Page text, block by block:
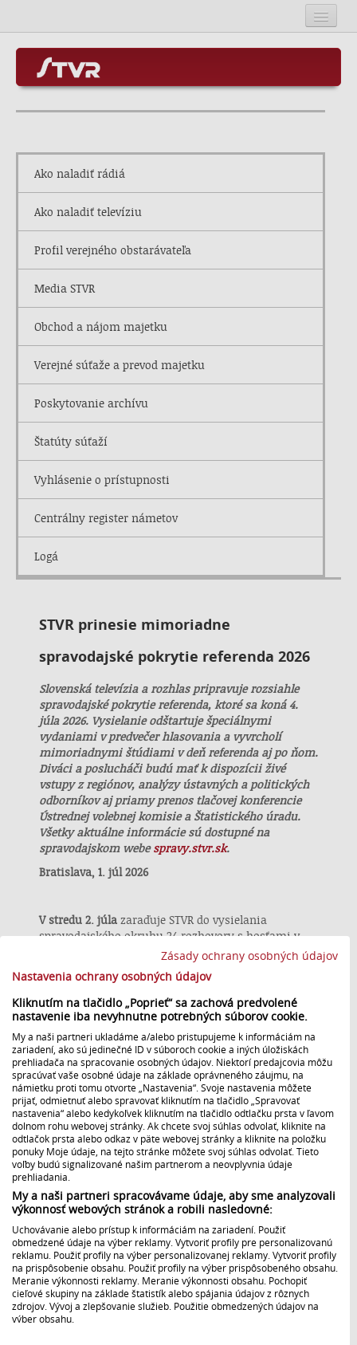
Zásady ochrany osobných údajov
Nastavenia ochrany osobných údajov
Kliknutím na tlačidlo „Poprieť“ sa zachová predvolené
nastavenie iba nevyhnutne potrebných súborov cookie.
My a naši partneri ukladáme a/alebo pristupujeme k informáciám na
zariadení, ako sú jedinečné ID v súboroch cookie a iných úložiskách
prehliadača na spracovanie osobných údajov. Niektorí predajcovia môžu
spracúvať vaše osobné údaje na základe oprávneného záujmu, na
námietku proti tomu otvorte „Nastavenia“. Svoje nastavenia môžete
prijať, odmietnuť alebo spravovať kliknutím na tlačidlo „Spravovať
nastavenia“ alebo kedykoľvek kliknutím na tlačidlo odtlačku prsta v ľavom
dolnom rohu webovej stránky. Ak chcete svoj súhlas odvolať, kliknite na
odtlačok prsta alebo odkaz v päte webovej stránky a kliknite na položku
ponuky Moje údaje, na tejto stránke môžete svoj súhlas odvolať. Tieto
voľby budú signalizované našim partnerom a neovplyvnia údaje
prehliadania.
My a naši partneri spracovávame údaje, aby sme analyzovali
výkonnosť webových stránok a robili nasledovné:
Uchovávanie alebo prístup k informáciám na zariadení. Použiť
obmedzené údaje na výber reklamy. Vytvoriť profily pre personalizovanú
reklamu. Použiť profily na výber personalizovanej reklamy. Vytvoriť profily
na prispôsobenie obsahu. Použiť profily na výber prispôsobeného obsahu.
Meranie výkonnosti reklamy. Meranie výkonnosti obsahu. Pochopiť
cieľové skupiny na základe štatistík alebo spájania údajov z rôznych
zdrojov. Vývoj a zlepšovanie služieb. Použitie obmedzených údajov na
výber obsahu.
Úvod
Mapa stránok
O STVR
Programové služby
SOSR
Rada STVR
Ako naladiť rádiá
Ako naladiť televíziu
Profil verejného obstarávateľa
Media STVR
Obchod a nájom majetku
Verejné súťaže a prevod majetku
Poskytovanie archívu
Štatúty súťaží
Vyhlásenie o prístupnosti
Centrálny register námetov
Logá
STVR prinesie mimoriadne
spravodajské pokrytie referenda 2026
Slovenská televízia a rozhlas pripravuje rozsiahle
spravodajské pokrytie referenda, ktoré sa koná 4.
júla 2026. Vysielanie odštartuje špeciálnymi
vydaniami v predvečer hlasovania a vyvrcholí
mimoriadnymi štúdiami v deň referenda aj po ňom.
Diváci a poslucháči budú mať k dispozícii živé
vstupy z regiónov, analýzy ústavných a politických
odborníkov aj priamy prenos tlačovej konferencie
Ústrednej volebnej komisie a Štatistického úradu.
Všetky aktuálne informácie sú dostupné na
spravodajskom webespravy.stvr.sk.
Bratislava, 1. júl 2026
V stredu 2. júla zaraďuje STVR do vysielania
spravodajského okruhu 24 rozhovory s hosťami v
rámci spravodajstva a relácie Aktuálne 24 venované
pripravenosti volebných miestností,
bezpečnostnému zabezpečeniu a logistike
hlasovania.
V deň konania referenda, v sobotu 4. júla, pokryje
STVR dianie od prvej minúty. O 7.00 h odštartuje
Mimoriadne spravodajstvo. Diváci budú sledovať
otvorenie volebných miestností, komentáre
odborníkov a reportáže z regiónov. Od 9.00 h
pokračuje prúdové vysielanie so živými vstupmi
redaktorov z celého Slovenska.Referendum je
otvorené od 7.00 h do 22.00 h.Po zatvorení
volebných miestností o 22.20 h nasleduje ďalšie
Mimoriadne spravodajstvos hosťami, analýzami a
prvými informáciami o účasti.
V piatok 5. júla o 8.00 h odvysiela STVR 24, spoločne s
programovou službou Jednotka,
Mimoriadne
spravodajstvo, kde odborníci zhodnotia výsledky
referenda.V rámci tohto bloku STVR naživo
odvysiela tlačovú konferenciu Ústrednej volebnej
komisie a Štatistického úradu.
Hosťami mimoriadneho spravodajského vysielania
počas víkendu budú